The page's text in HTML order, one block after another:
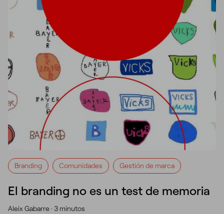
Branding Comunidades Gestión de marca
El branding no es un test de memoria
Aleix Gabarre · 3 minutos